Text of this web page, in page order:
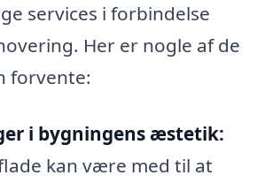
services i forbindelse
Her er nogle af de
forvente:
i bygningens æstetik:
kan være med til at